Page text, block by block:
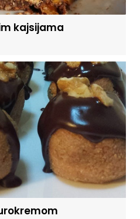
kajsijama